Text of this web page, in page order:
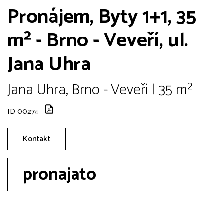
Pronájem, Byty 1+1, 35
m² - Brno - Veveří, ul.
Jana Uhra
Jana Uhra, Brno - Veveří | 35 m²
ID 00274
Kontakt
pronajato